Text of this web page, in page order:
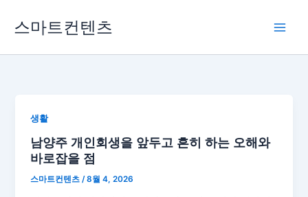
로
스마트컨텐츠
생활
남양주 개인회생을 앞두고 흔히 하는 오해와
바로잡을 점
스마트컨텐츠/8월 4, 2026